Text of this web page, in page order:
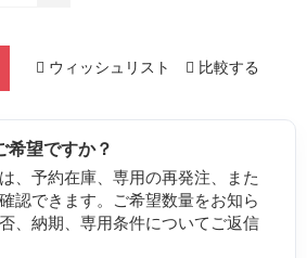
ウィッシュリスト 比較する
希望ですか？
、予約在庫、専用の再発注、また
認できます。ご希望数量をお知ら
、納期、専用条件についてご返信